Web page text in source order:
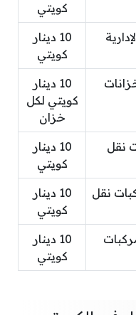
كويتي
10 دينار
كويتي
10 دينار
كويتي لكل
خزان
نقل
10 دينار
كويتي
نقل
10 دينار
كويتي
10 دينار
كويتي